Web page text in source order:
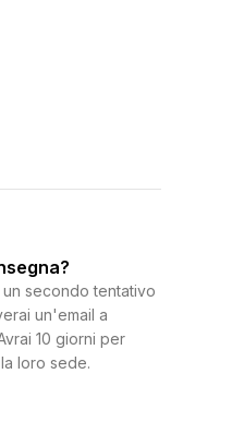
secondo tentativo
un'email a
10 giorni per
loro sede.